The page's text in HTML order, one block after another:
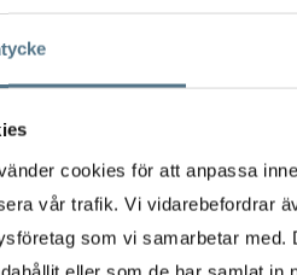
cookies för att anpassa
vår trafik. Vi vidarebefordrar
som vi samarbetar
långa sandstranden –
att njuta av året om.
och byn är en härlig
är öppna året runt, ett bageri